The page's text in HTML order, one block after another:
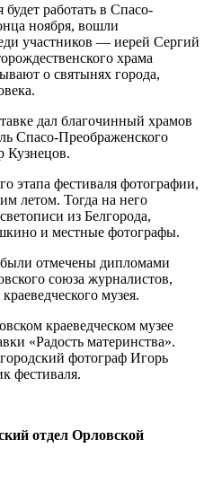
работать в Спасо-
ноября, вошли
участников — иерей Сергий
храма
о святынях города,
дал благочинный храмов
Спасо-Преображенского
Кузнецов.
этапа фестиваля фотографии,
летом. Тогда на него
из Белгорода,
и местные фотографы.
отмечены дипломами
союза журналистов,
музея.
краеведческом музее
«Радость материнства».
фотограф Игорь
фестиваля.
отдел Орловской